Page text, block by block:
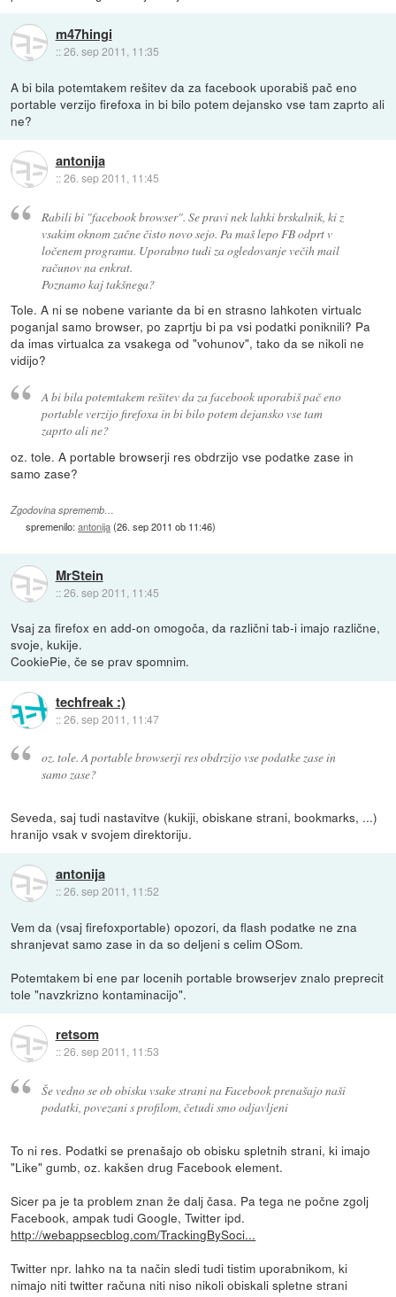
m47hingi
::26. sep 2011, 11:35
A bi bila potemtakem rešitev da za facebook uporabiš pač eno
portable verzijo firefoxa in bi bilo potem dejansko vse tam zaprto ali
ne?
antonija
::26. sep 2011, 11:45
Rabili bi "facebook browser". Se pravi nek lahki brskalnik, ki z
vsakim oknom začne čisto novo sejo. Pa maš lepo FB odprt v
ločenem programu. Uporabno tudi za ogledovanje večih mail
računov na enkrat.
Poznamo kaj takšnega?
Tole. A ni se nobene variante da bi en strasno lahkoten virtualc
poganjal samo browser, po zaprtju bi pa vsi podatki poniknili? Pa
da imas virtualca za vsakega od "vohunov", tako da se nikoli ne
vidijo?
A bi bila potemtakem rešitev da za facebook uporabiš pač eno
portable verzijo firefoxa in bi bilo potem dejansko vse tam
zaprto ali ne?
oz. tole. A portable browserji res obdrzijo vse podatke zase in
samo zase?
Zgodovina sprememb…
spremenilo:antonija(26. sep 2011 ob 11:46)
MrStein
::26. sep 2011, 11:45
Vsaj za firefox en add-on omogoča, da različni tab-i imajo različne,
svoje, kukije.
CookiePie, če se prav spomnim.
techfreak :)
::26. sep 2011, 11:47
oz. tole. A portable browserji res obdrzijo vse podatke zase in
samo zase?
Seveda, saj tudi nastavitve (kukiji, obiskane strani, bookmarks, ...)
hranijo vsak v svojem direktoriju.
antonija
::26. sep 2011, 11:52
Vem da (vsaj firefoxportable) opozori, da flash podatke ne zna
shranjevat samo zase in da so deljeni s celim OSom.
Potemtakem bi ene par locenih portable browserjev znalo preprecit
tole "navzkrizno kontaminacijo".
retsom
::26. sep 2011, 11:53
Še vedno se ob obisku vsake strani na Facebook prenašajo naši
podatki, povezani s profilom, četudi smo odjavljeni
To ni res. Podatki se prenašajo ob obisku spletnih strani, ki imajo
"Like" gumb, oz. kakšen drug Facebook element.
Sicer pa je ta problem znan že dalj časa. Pa tega ne počne zgolj
Facebook, ampak tudi Google, Twitter ipd.
http://webappsecblog.com/TrackingBySoci...
Twitter npr. lahko na ta način sledi tudi tistim uporabnikom, ki
nimajo niti twitter računa niti niso nikoli obiskali spletne strani